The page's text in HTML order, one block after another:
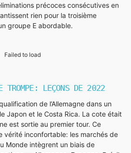
précoces consécutives en
rien pour la troisième
groupe E abordable.
Failed to load
TROMPE: LEÇONS DE 2022
de l’Allemagne dans un
Japon et le Costa Rica. La cote était
est sortie au premier tour. Ce
vérité inconfortable: les marchés de
Monde intègrent un biais de